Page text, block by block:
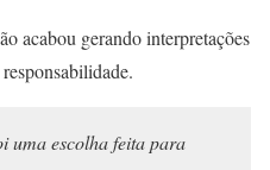
acabou gerando interpretações
uma escolha feita para